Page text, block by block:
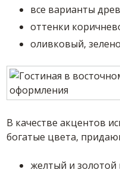
все варианты
оттенки
оливковый,
В качестве акцентов
богатые цвета,
желтый и золотой